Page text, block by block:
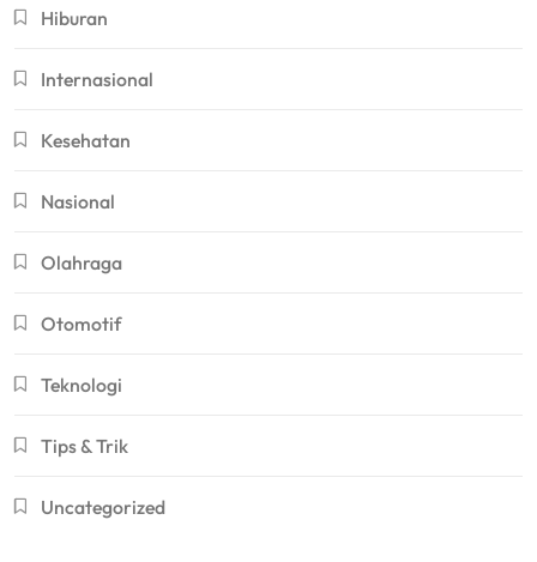
Hiburan
Internasional
Kesehatan
Nasional
Olahraga
Otomotif
Teknologi
Tips & Trik
Uncategorized